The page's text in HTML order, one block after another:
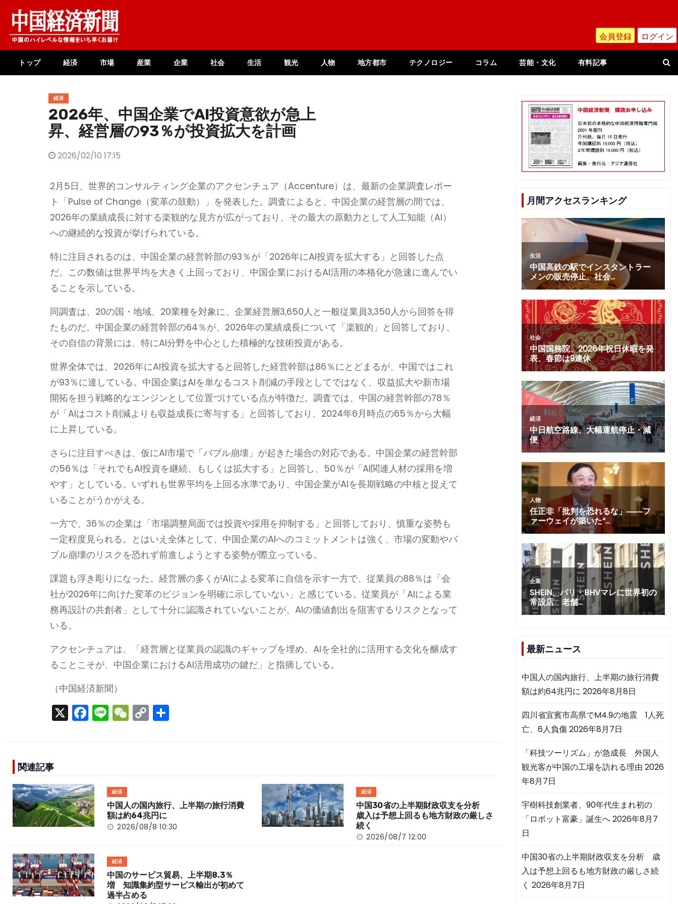
content
会員登録 ログイン
トップ 経済 市場 産業 企業 社会 生活 観光 人物 地方都市 テクノロジー コラム 芸能・文化 有料記事
経済
2026年、中国企業でAI投資意欲が急上
昇、経営層の93％が投資拡大を計画
2026/02/10 17:15
2月5日、世界的コンサルティング企業のアクセンチュア（Accenture）は、最新の企業調査レポー
ト「Pulse of Change（変革の鼓動）」を発表した。調査によると、中国企業の経営層の間では、
2026年の業績成長に対する楽観的な見方が広がっており、その最大の原動力として人工知能（AI）
への継続的な投資が挙げられている。
特に注目されるのは、中国企業の経営幹部の93％が「2026年にAI投資を拡大する」と回答した点
だ。この数値は世界平均を大きく上回っており、中国企業におけるAI活用の本格化が急速に進んでい
ることを示している。
同調査は、20の国・地域、20業種を対象に、企業経営層3,650人と一般従業員3,350人から回答を得
たものだ。中国企業の経営幹部の64％が、2026年の業績成長について「楽観的」と回答しており、
その自信の背景には、特にAI分野を中心とした積極的な技術投資がある。
世界全体では、2026年にAI投資を拡大すると回答した経営幹部は86％にとどまるが、中国ではこれ
が93％に達している。中国企業はAIを単なるコスト削減の手段としてではなく、収益拡大や新市場
開拓を担う戦略的なエンジンとして位置づけている点が特徴だ。調査では、中国の経営幹部の78％
が「AIはコスト削減よりも収益成長に寄与する」と回答しており、2024年6月時点の65％から大幅
に上昇している。
さらに注目すべきは、仮にAI市場で「バブル崩壊」が起きた場合の対応である。中国企業の経営幹部
の56％は「それでもAI投資を継続、もしくは拡大する」と回答し、50％が「AI関連人材の採用を増
やす」としている。いずれも世界平均を上回る水準であり、中国企業がAIを長期戦略の中核と捉えて
いることがうかがえる。
一方で、36％の企業は「市場調整局面では投資や採用を抑制する」と回答しており、慎重な姿勢も
一定程度見られる。とはいえ全体として、中国企業のAIへのコミットメントは強く、市場の変動やバ
ブル崩壊のリスクを恐れず前進しようとする姿勢が際立っている。
課題も浮き彫りになった。経営層の多くがAIによる変革に自信を示す一方で、従業員の88％は「会
社が2026年に向けた変革のビジョンを明確に示していない」と感じている。従業員が「AIによる業
務再設計の共創者」として十分に認識されていないことが、AIの価値創出を阻害するリスクとなって
いる。
アクセンチュアは、「経営層と従業員の認識のギャップを埋め、AIを全社的に活用する文化を醸成す
ることこそが、中国企業におけるAI活用成功の鍵だ」と指摘している。
（中国経済新聞）
X F
a
o
o
k
Li
n
W
e
C
o
k
関連記事
経済
中国人の国内旅行、上半期の旅行消費
額は約64兆円に
2026/08/8 10:30
経済
中国30省の上半期財政収支を分析
歳入は予想上回るも地方財政の厳しさ
続く
2026/08/7 12:00
経済
中国のサービス貿易、上半期8.3％
増 知識集約型サービス輸出が初めて
過半占める
月間アクセスランキング
最新ニュース
中国人の国内旅行、上半期の旅行消費
額は約64兆円に 2026年8月8日
四川省宜賓市高県でM4.9の地震 1人死
亡、6人負傷2026年8月7日
「科技ツーリズム」が急成長 外国人
観光客が中国の工場を訪れる理由 2026
年8月7日
宇樹科技創業者、90年代生まれ初の
「ロボット富豪」誕生へ2026年8月7
日
中国30省の上半期財政収支を分析 歳
入は予想上回るも地方財政の厳しさ続
く 2026年8月7日